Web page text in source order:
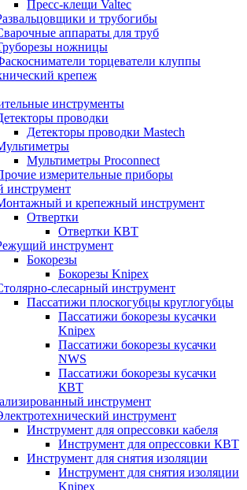
Пресс-клещи Valtec
и трубогибы
аппараты для труб
ножницы
торцеватели клуппы
крепеж
инструменты
проводки
Детекторы проводки Mastech
Мультиметры Proconnect
измерительные приборы
инструмент
и крепежный инструмент
Отвертки
Отвертки КВТ
инструмент
Бокорезы
Бокорезы Knipex
слесарный инструмент
Пассатижи плоскогубцы круглогубцы
Пассатижи бокорезы кусачки
Knipex
Пассатижи бокорезы кусачки
NWS
Пассатижи бокорезы кусачки
КВТ
инструмент
инструмент
Инструмент для опрессовки кабеля
Инструмент для опрессовки КВТ
Инструмент для снятия изоляции
Инструмент для снятия изоляции
Knipex